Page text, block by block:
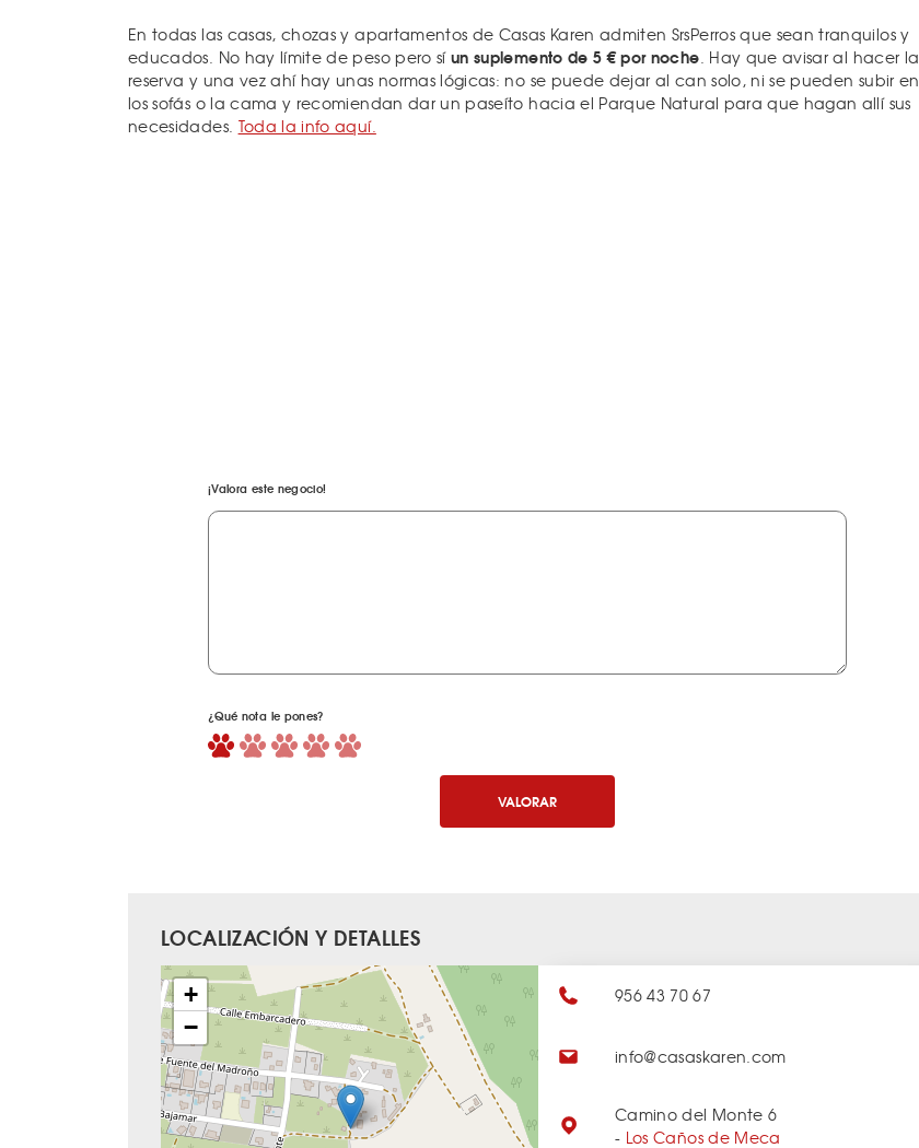
En todas las casas, chozas y apartamentos de Casas Karen admiten SrsPerros que sean tranquilos y
educados. No hay límite de peso pero síun suplemento de 5 € por noche. Hay que avisar al hacer la
reserva y una vez ahí hay unas normas lógicas: no se puede dejar al can solo, ni se pueden subir en
los sofás o la cama y recomiendan dar un paseíto hacia el Parque Natural para que hagan allí sus
necesidades. Toda la info aquí.
¡Valora este negocio!
¿Qué nota le pones?
VALORAR
LOCALIZACIÓN Y DETALLES
+
−
956 43 70 67
info@casaskaren.com
Camino del Monte 6
- Los Caños de Meca